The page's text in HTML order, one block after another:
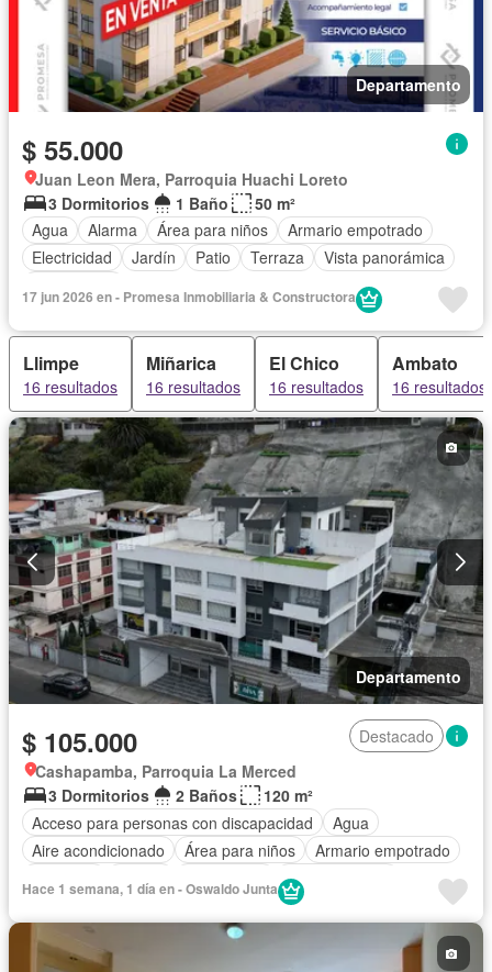
Departamento
$ 55.000
Juan Leon Mera, Parroquia Huachi Loreto
3 Dormitorios
1 Baño
50 m²
Agua
Alarma Área para niños
Armario empotrado
Electricidad
Jardín Patio Terraza
Vista panorámica
17 jun 2026 en - Promesa Inmobiliaria & Constructora
Llimpe
16 resultados
Miñarica
16 resultados
El Chico
16 resultados
Ambato
16 resultados
Departamento
$ 105.000
Destacado
Cashapamba, Parroquia La Merced
3 Dormitorios
2 Baños
120 m²
Acceso para personas con discapacidad
Agua
Aire acondicionado
Área para niños
Armario empotrado
Cocina integral
Cuarto de servicio
Gas natural
Internet
Jacuzzi Conserje
Seguridad
Hace 1 semana, 1 día en - Oswaldo Junta